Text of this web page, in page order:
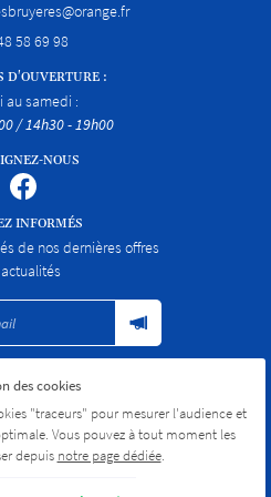
58 69 98
D'OUVERTURE :
au samedi :
/ 14h30 - 19h00
NOUS
INFORMÉS
de nos dernières offres
Légales
d'utilisation
confidentialité
des cookies
Sitemap
des cookies
"traceurs" pour mesurer l'audience et
Vous pouvez à tout moment les
depuis notre page dédiée.